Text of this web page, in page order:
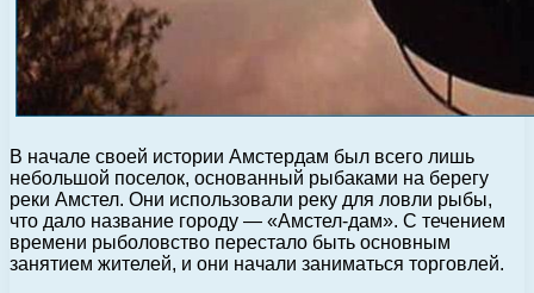
В начале своей истории Амстердам был всего лишь
небольшой поселок, основанный рыбаками на берегу
реки Амстел. Они использовали реку для ловли рыбы,
что дало название городу — «Амстел-дам». С течением
времени рыболовство перестало быть основным
занятием жителей, и они начали заниматься торговлей.